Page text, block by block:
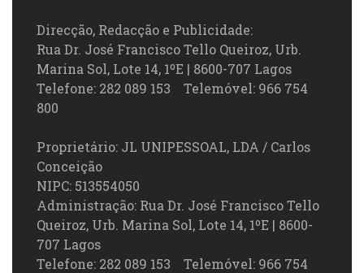
Direcção, Redacção e Publicidade:
Rua Dr. José Francisco Tello Queiroz, Urb.
Marina Sol, Lote 14, 1ºE | 8600-707 Lagos
Telefone: 282 089 153 Telemóvel: 966 754
800
Proprietário: JL UNIPESSOAL, LDA / Carlos
Conceição
NIPC: 513554050
Administração: Rua Dr. José Francisco Tello
Queiroz, Urb. Marina Sol, Lote 14, 1ºE | 8600-
707 Lagos
Telefone: 282 089 153 Telemóvel: 966 754